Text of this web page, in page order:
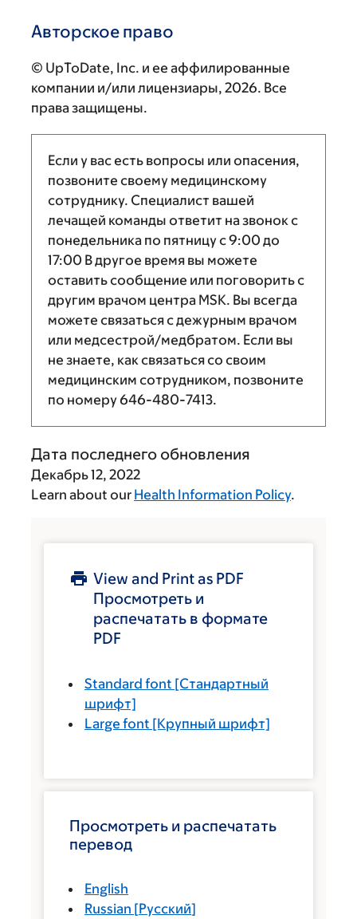
Авторское право
© UpToDate, Inc. и ее аффилированные
компании и/или лицензиары, 2026. Все
права защищены.
Если у вас есть вопросы или опасения,
позвоните своему медицинскому
сотруднику. Специалист вашей
лечащей команды ответит на звонок с
понедельника по пятницу с9:00 до
17:00 В другое время вы можете
оставить сообщение или поговорить с
другим врачом центра MSK. Вы всегда
можете связаться с дежурным врачом
или медсестрой/медбратом. Если вы
не знаете, как связаться со своим
медицинским сотрудником, позвоните
по номеру646-480-7413.
Дата последнего обновления
Декабрь 12, 2022
Learn about our Health Information Policy.
View and Print as PDF
Просмотреть и
распечатать в формате
PDF
Standard font [Стандартный
шрифт]
Large font [Крупный шрифт]
Просмотреть и распечатать
перевод
English
Russian [Русский]